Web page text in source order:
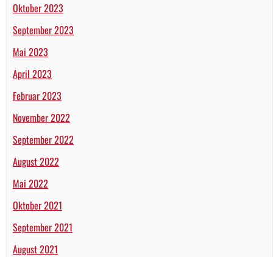
Oktober 2023
September 2023
Mai 2023
April 2023
Februar 2023
November 2022
September 2022
August 2022
Mai 2022
Oktober 2021
September 2021
August 2021